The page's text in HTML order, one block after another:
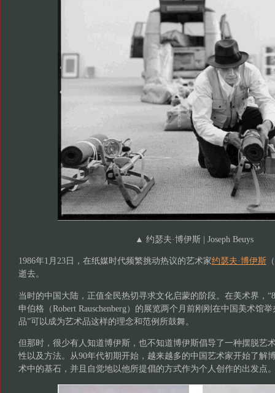
▲约瑟夫·博伊斯 | Joseph Beuys
1986年1月23日，在纸媒时代频繁挑动热议的艺术家约瑟夫·博伊斯
逝去。
当时的中国大陆，正值全民热切寻求文化启蒙的阶段。在美术界，
申伯格（Robert Rauschenberg）的展览两个月前刚刚在中国美术馆
品”可以成为艺术品这样的理念和范例所鼓舞。
但那时，很少有人知道博伊斯，也不知道博伊斯倡导了一种摆脱艺
性以及方法。从90年代初期开始，越来越多的中国艺术家开始了解
术中的基石，并且自觉地以他所提倡的方式作为个人创作的出发点